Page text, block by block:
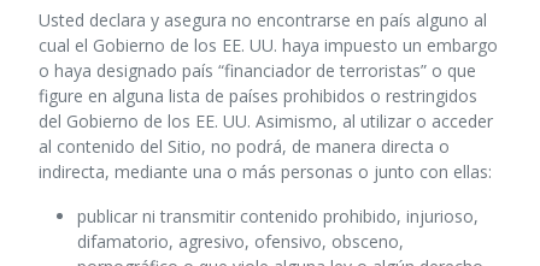
Usted declara y asegura no encontrarse en país alguno al
cual el Gobierno de los EE. UU. haya impuesto un embargo
o haya designado país “financiador de terroristas” o que
figure en alguna lista de países prohibidos o restringidos
del Gobierno de los EE. UU. Asimismo, al utilizar o acceder
al contenido del Sitio, no podrá, de manera directa o
indirecta, mediante una o más personas o junto con ellas:
publicar ni transmitir contenido prohibido, injurioso,
difamatorio, agresivo, ofensivo, obsceno,